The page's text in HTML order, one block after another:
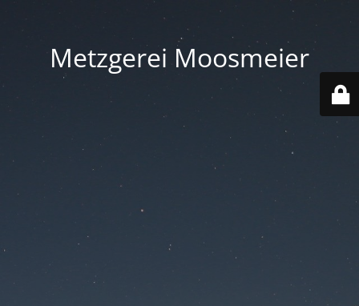
Metzgerei Moosmeier